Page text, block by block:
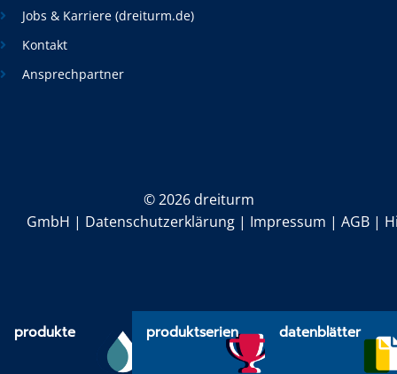
produkte produktserien datenblätter
Jobs & Karriere (dreiturm.de)
Kontakt
Ansprechpartner
©2026 dreiturm
GmbH | Datenschutzerklärung | Impressum | AGB |